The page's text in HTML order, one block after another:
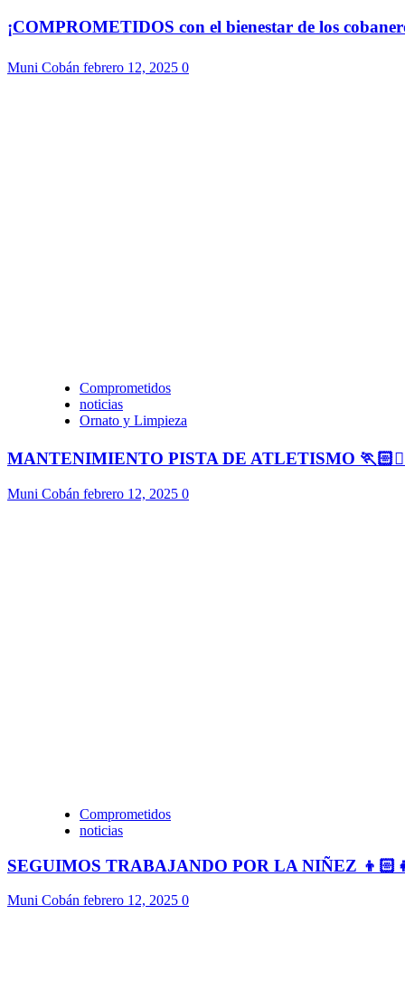
¡COMPROMETIDOS con el bienestar de los
Muni Cobán febrero 12, 2025 0
Comprometidos
noticias
Ornato y Limpieza
MANTENIMIENTO PISTA DE ATLETISMO
Muni Cobán febrero 12, 2025 0
Comprometidos
noticias
SEGUIMOS TRABAJANDO POR LA NIÑEZ
Muni Cobán febrero 12, 2025 0